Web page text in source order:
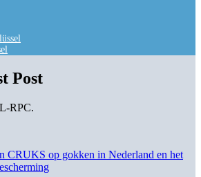
Post
RPC.
CRUKS op gokken in Nederland en het